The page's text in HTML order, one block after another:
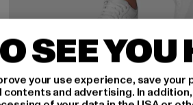
DROPSIZE
Logo Mesh
SEE YOU
your use experience, save
and advertising. In